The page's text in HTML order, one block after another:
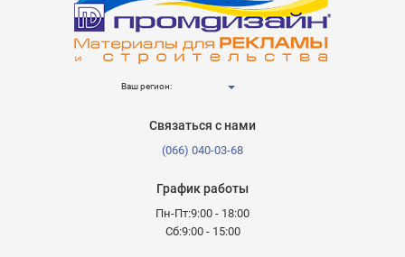
Ваш регион:
Связаться с нами
(066) 040-03-68
График работы
Пн-Пт:9:00 - 18:00
Сб:9:00 - 15:00